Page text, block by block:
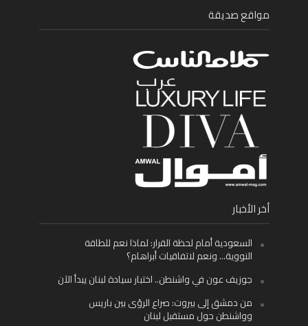
مواقع صديقة
أخر الأخبار
السعودية أمام لحظة القرار: لماذا نعم للطاقة
النووية… ونعم لاتفاقيات أبراهام؟
جوزيف عون في واشنطن.. اختبار سيادة لبنان يبدأ الآن
من دمشق إلى بيروت: صراع الرؤى بين باريس
وواشنطن حول مستقبل لبنان